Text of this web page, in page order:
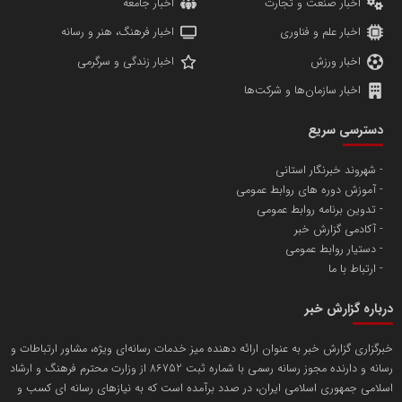
پایگاه اطلاع رسانی اعتلای نهادهای مردمی
تامین آهن اسفنجی تولیدکنندگان فولاد در کشور
تریبون
مسعودصادقی
اخبار علم و فناوری
اخبار فرهنگ، هنر و رسانه
اخبار ورزش
اخبار زندگی و سرگرمی
اخبار سازمان‌ها و شرکت‌ها
دسترسی سریع
شهروند خبرنگار استانی
آموزش دوره های روابط عمومی
تدوین برنامه روابط عمومی
آکادمی گزارش خبر
دستیار روابط عمومی
ارتباط با ما
درباره گزارش خبر
خبرگزاری گزارش خبر به عنوان ارائه دهنده میز خدمات رسانه‌ای ویژه، مشاور ارتباطات و
رسانه و دارنده مجوز رسانه رسمی با شماره ثبت 86752 از وزارت محترم فرهنگ و ارشاد
اسلامی جمهوری اسلامی ایران، در صدد برآمده است که به نیازهای رسانه ای کسب و